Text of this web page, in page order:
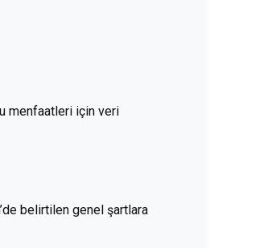
menfaatleri için veri
belirtilen genel şartlara